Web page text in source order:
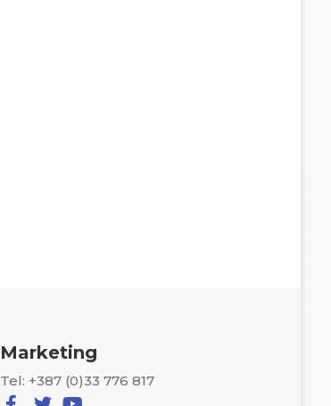
Marketing
Tel: +387 (0)33 776 817